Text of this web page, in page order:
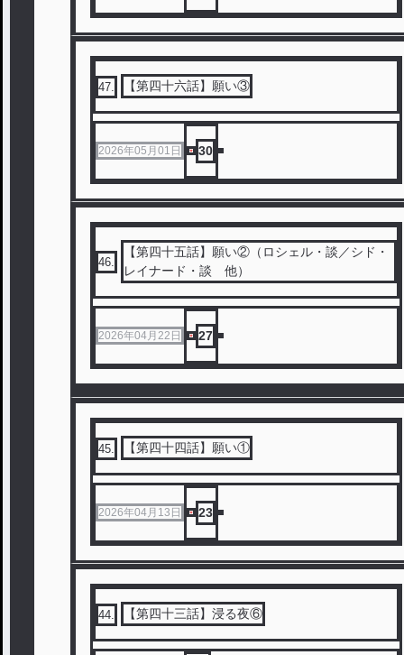
47 【第四十六話】願い③
2026年05月01日 30
46.
【第四十五話】願い②（ロシェル・談／シド・
レイナード・談 他）
2026年04月22日 27
45 【第四十四話】願い①
2026年04月13日 23
44 【第四十三話】浸る夜⑥